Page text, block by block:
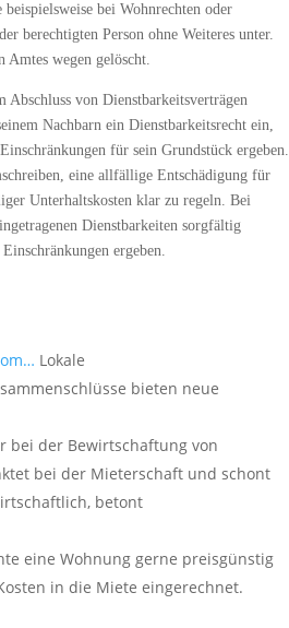
bei Wohnrechten oder
berechtigten Person ohne Weiteres unter.
wegen gelöscht.
von Dienstbarkeitsverträgen
Nachbarn ein Dienstbarkeitsrecht ein,
für sein Grundstück ergeben.
eine allfällige Entschädigung für
Unterhaltskosten klar zu regeln. Bei
Dienstbarkeiten sorgfältig
ergeben.
Lokale
bieten neue
bei der Bewirtschaftung von
bei der Mieterschaft und schont
betont
eine Wohnung gerne preisgünstig
in die Miete eingerechnet.